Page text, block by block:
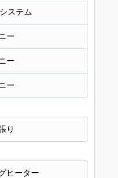
ステム
ー
ー
ー
り
ヒーター